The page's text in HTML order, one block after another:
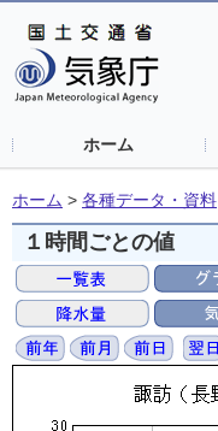
ホーム
ホーム > 各種データ・資料
１時間ごとの値